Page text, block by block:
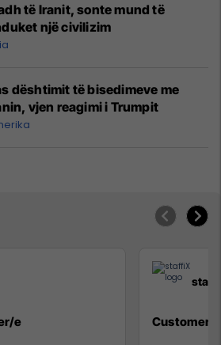
të Iranit, sonte mund të
një civilizim
dështimit të bisedimeve me
vjen reagimi i Trumpit
e Customer